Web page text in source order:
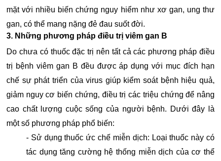
mặt với nhiều biến chứng nguy hiểm như xơ gan, ung thư
gan, có thể mang nặng đẻ đau suốt đời.
3. Những phương pháp điều trị viêm gan B
Do chưa có thuốc đặc trị nên tất cả các phương pháp điều
trị bệnh viêm gan B đều được áp dụng với mục đích hạn
chế sự phát triển của virus giúp kiểm soát bệnh hiệu quả,
giảm nguy cơ biến chứng, điều trị các triệu chứng để nâng
cao chất lượng cuộc sống của người bệnh. Dưới đây là
một số phương pháp phổ biến:
- Sử dụng thuốc ức chế miễn dịch: Loại thuốc này có
tác dụng tăng cường hệ thống miễn dịch của cơ thể